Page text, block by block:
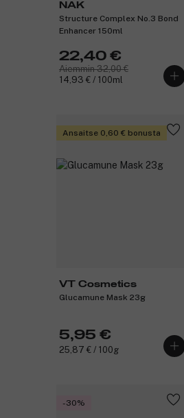
NAK
Structure Complex No.3 Bond
Enhancer 150ml
22,40 €
Aiemmin 32,00 €
14,93 € / 100ml
Ansaitse 0,60 € bonusta
VT Cosmetics
Glucamune Mask 23g
5,95 €
25,87 € / 100g
-30%